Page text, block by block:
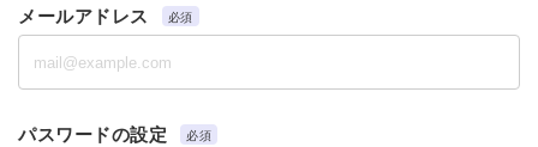
メールアドレス 必須
パスワードの設定 必須